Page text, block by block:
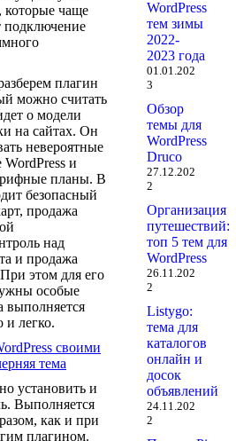
которые чаще
подключение
плагин
можно считать
о модели
на сайтах. Он
невероятные
и
планы. В
безопасный
продажа
над
и продажа
этом для его
особые
выполняется
и легко.
своими
тема
установить и
Выполняется
как и при
плагином.
WordPress
тем зимы
2022-
2023 года
01.01.202
3
Обзор
темы для
WordPress
Druco
27.12.202
2
Организация
путешествий:
топ 5 тем для
WordPress
26.11.202
2
Listygo:
тема для
каталогов
онлайн и
досок
объявлений
24.11.202
2